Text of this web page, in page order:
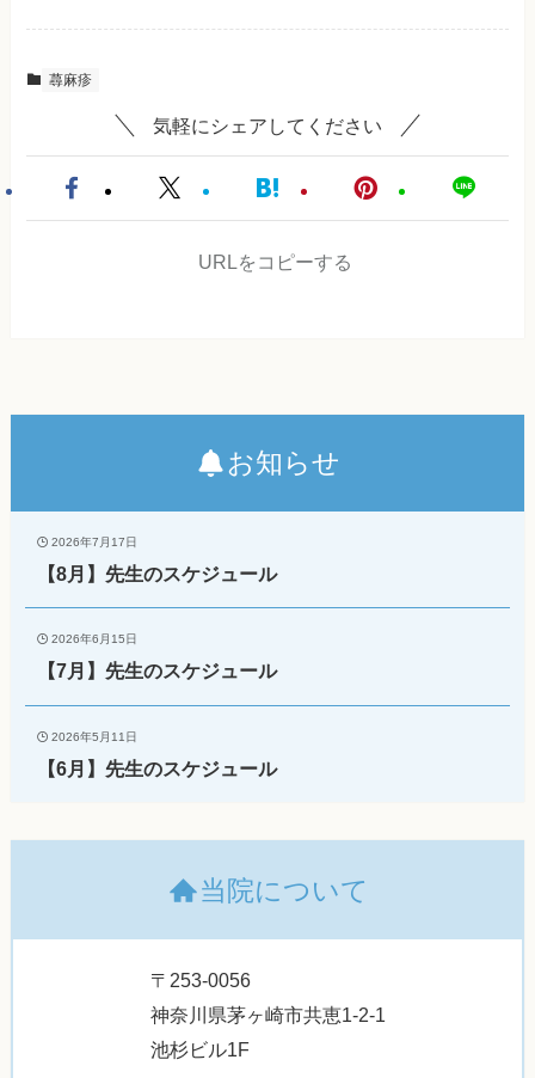
蕁麻疹
気軽にシェアしてください
URLをコピーする
お知らせ
2026年7月17日
【8月】先生のスケジュール
2026年6月15日
【7月】先生のスケジュール
2026年5月11日
【6月】先生のスケジュール
当院について
〒253-0056
神奈川県茅ヶ崎市共恵1-2-1
池杉ビル1F